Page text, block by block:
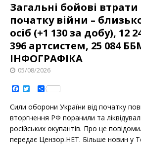
Загальні бойові
початку війни –
осіб (+1 130 за добу), 12
396 артсистем, 25 084
ІНФОГРАФІКА
05/08/2026
a
e
b
o
o
k
t
t
e
r
S
h
r
e
Сили оборони України від початку
вторгнення РФ поранили та
російських окупантів. Про це
передає Цензор.НЕТ. Більше новин у